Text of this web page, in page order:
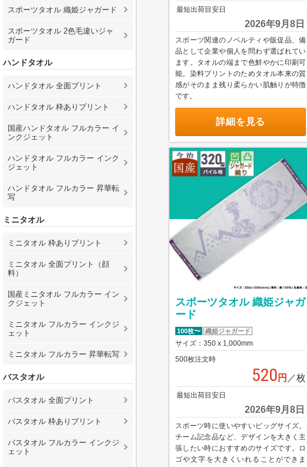
スポーツタオル 織姫ジャガード
スポーツタオル 2色毛違いジャ
ガード
ハンドタオル
ハンドタオル 全面プリント
ハンドタオル 枠ありプリント
国産ハンドタオル フルカラー イ
ンクジェット
ハンドタオル フルカラー インク
ジェット
ハンドタオル フルカラー 昇華転
写
ミニタオル
ミニタオル 枠ありプリント
ミニタオル 全面プリント（顔
料）
国産ミニタオル フルカラー イン
クジェット
ミニタオル フルカラー インクジ
ェット
ミニタオル フルカラー 昇華転写
バスタオル
バスタオル 全面プリント
バスタオル 枠ありプリント
バスタオル フルカラー インクジ
ェット
最短出荷目安日
2026年9月8日
スポーツ関連のノベルティや販促品、備
品として企業や個人を問わず選ばれてい
ます。タオルの端まで色鮮やかに印刷可
能。染料プリントのためタオル本来の質
感がそのまま残り柔らかい肌触りが特徴
です。
詳細を見る
スポーツタオル 織姫ジャガ
ード
100枚〜 織姫ジャガード
サイズ：350 x 1,000mm
500枚注文時
520 円 ／枚
最短出荷目安日
2026年9月8日
スポーツ時に使いやすいビッグサイズ。
チーム記念品など、デザインを大きく主
張したい時におすすめのサイズです。ロ
ゴや文字を大きくいれることができま